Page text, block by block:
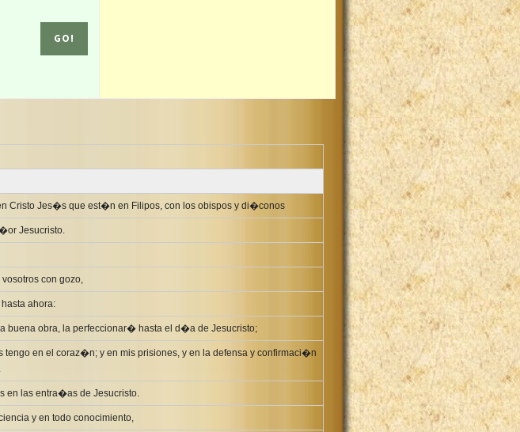
Cristo Jes�s que est�n en Filipos, con los obispos y di�conos
Jesucristo.
con gozo,
ahora:
buena obra, la perfeccionar� hasta el d�a de Jesucristo;
tengo en el coraz�n; y en mis prisiones, y en la defensa y confirmaci�n
en las entra�as de Jesucristo.
y en todo conocimiento,